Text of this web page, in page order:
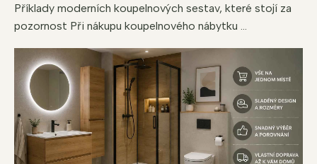
Příklady moderních koupelnových sestav, které stojí za
pozornost Při nákupu koupelnového nábytku ...